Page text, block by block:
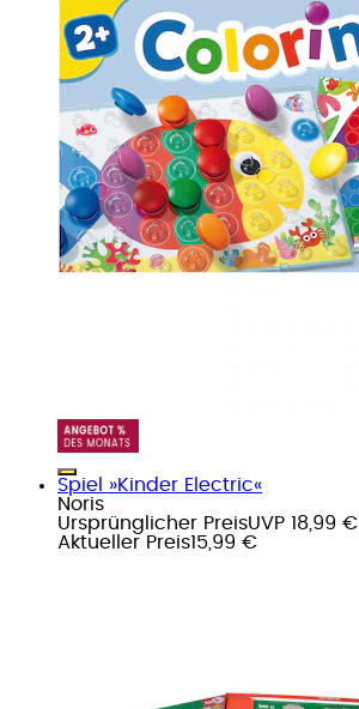
Spiel »Kinder Electric«
Noris
Ursprünglicher PreisUVP 18,99 €
Aktueller Preis15,99 €